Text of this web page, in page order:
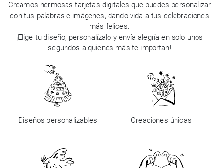
Creamos hermosas tarjetas digitales que puedes personalizar
con tus palabras e imágenes, dando vida a tus celebraciones
más felices.
¡Elige tu diseño, personalízalo y envía alegría en solo unos
segundos a quienes más te importan!
Diseños personalizables Creaciones únicas